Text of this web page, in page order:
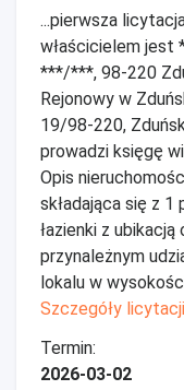
...pierwsza
właścicielem jest
***/***, 98-220
Rejonowy w
19/98-220,
prowadzi księgę
Opis
składająca się z 1
łazienki z
przynależnym
lokalu w
Szczegóły
Termin:
2026-03-02